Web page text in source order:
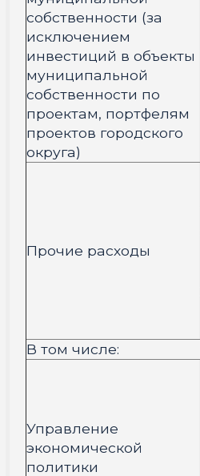
собственности (за
исключением
инвестиций в объекты
муниципальной
собственности по
проектам, портфелям
проектов городского
округа)
Прочие расходы
В том числе:
Управление
экономической
политики